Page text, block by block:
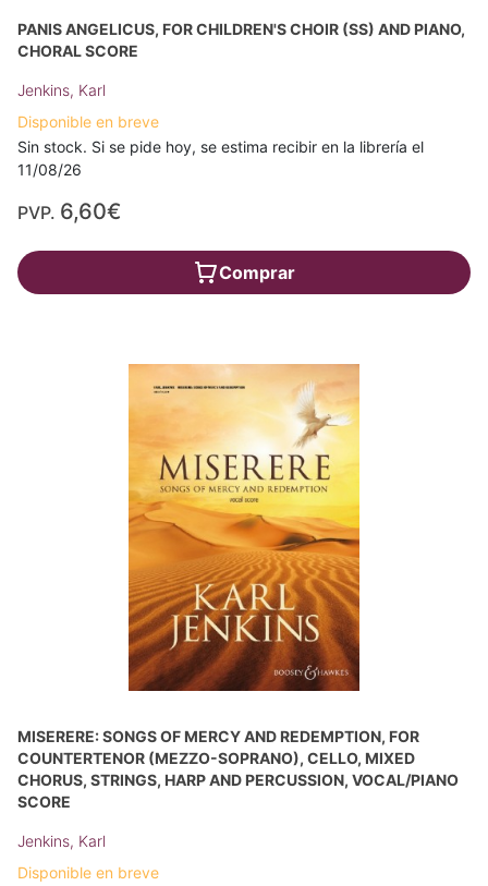
PANIS ANGELICUS, FOR CHILDREN'S CHOIR (SS) AND PIANO,
CHORAL SCORE
Jenkins, Karl
Disponible en breve
Sin stock. Si se pide hoy, se estima recibir en la librería el
11/08/26
PVP. 6,60€
Comprar
MISERERE: SONGS OF MERCY AND REDEMPTION, FOR
COUNTERTENOR (MEZZO-SOPRANO), CELLO, MIXED
CHORUS, STRINGS, HARP AND PERCUSSION, VOCAL/PIANO
SCORE
Jenkins, Karl
Disponible en breve